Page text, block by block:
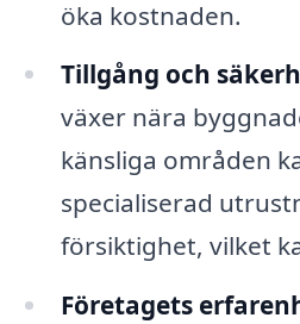
öka kostnaden.
Tillgång och
växer nära
känsliga områden
specialiserad
försiktighet, vilket
Företagets